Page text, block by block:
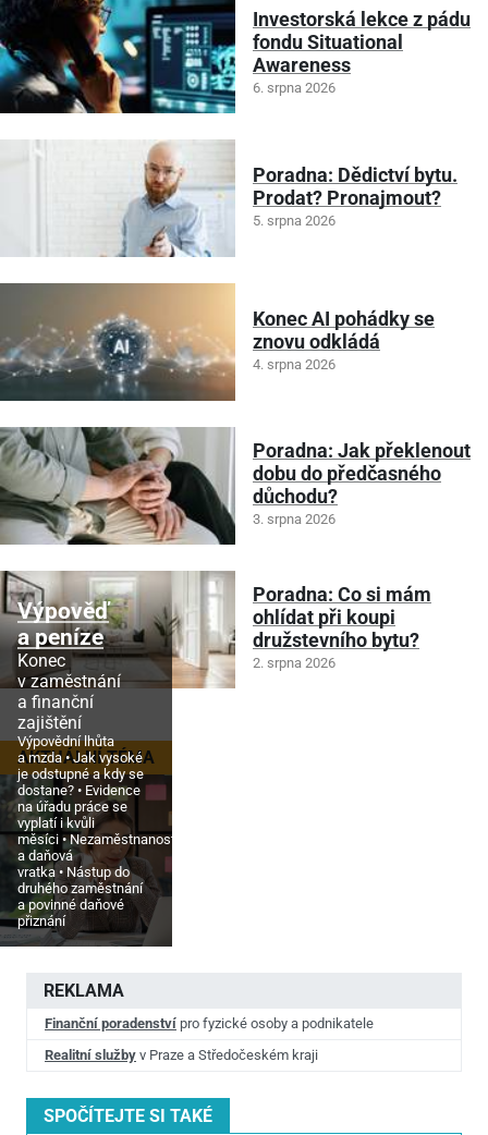
REKLAMA
Finanční poradenství pro fyzické osoby a podnikatele
Realitní služby v Praze a Středočeském kraji
SPOČÍTEJTE SI TAKÉ
Investorská lekce z pádu
fondu Situational
Awareness
6. srpna 2026
Poradna: Dědictví bytu.
Prodat? Pronajmout?
5. srpna 2026
Konec AI pohádky se
znovu odkládá
4. srpna 2026
Poradna: Jak překlenout
dobu do předčasného
důchodu?
3. srpna 2026
Poradna: Co si mám
ohlídat při koupi
družstevního bytu?
2. srpna 2026
AKTUÁLNÍ TÉMA
Výpověď
a peníze
Konec
v zaměstnání
a finanční
zajištění
Výpovědní lhůta
a mzda
Jak vysoké
je odstupné a kdy se
dostane?
Evidence
na úřadu práce se
vyplatí i kvůli
měsíci
Nezaměstnanost
a daňová
vratka
Nástup do
druhého zaměstnání
a povinné daňové
přiznání